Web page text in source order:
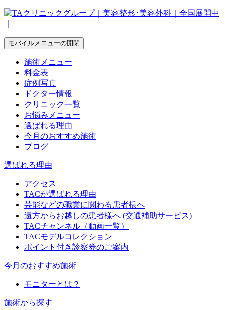
モバイルメニューの開閉
施術メニュー
料金表
症例写真
ドクター情報
クリニック一覧
お悩みメニュー
選ばれる理由
今月のおすすめ施術
ブログ
選ばれる理由
アクセス
TACが選ばれる理由
芸能などの職業に関わる患者様へ
遠方からお越しの患者様へ (交通補助サービス)
TACチャンネル（動画一覧）
TACモデルコレクション
ポイント付き診察券のご案内
今月のおすすめ施術
モニターとは？
施術から探す